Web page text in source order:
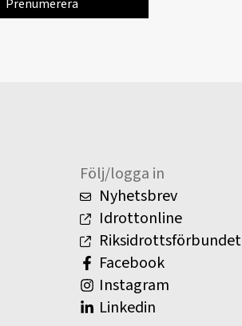
Följ/logga in
Nyhetsbrev
Idrottonline
Riksidrottsförbundet
Facebook
Instagram
Linkedin